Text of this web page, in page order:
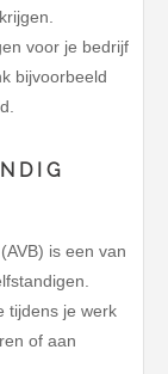
voor je bedrijf
bijvoorbeeld
is een van
tijdens je werk
of aan